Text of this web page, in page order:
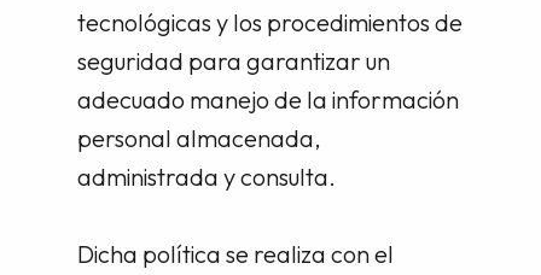
tecnológicas y los procedimientos de
seguridad para garantizar un
adecuado manejo de la información
personal almacenada,
administrada y consulta.
Dicha política se realiza con el